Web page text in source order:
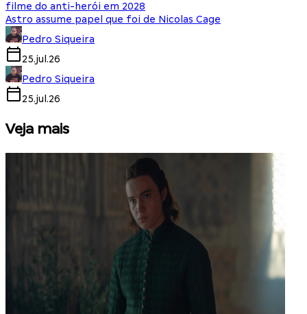
filme do anti-herói em 2028
Astro assume papel que foi de Nicolas Cage
Pedro Siqueira
25.jul.26
Pedro Siqueira
25.jul.26
Veja mais